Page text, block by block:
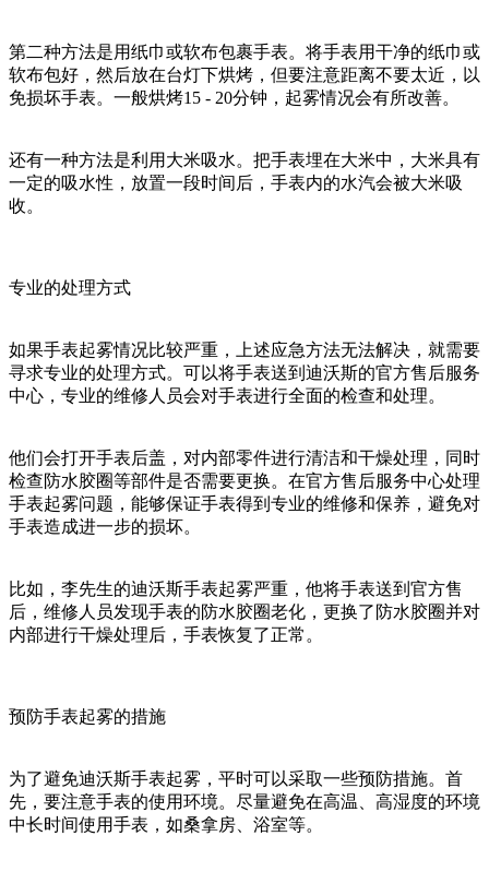
第二种方法是用纸巾或软布包裹手表。将手表用干净的纸巾或
软布包好，然后放在台灯下烘烤，但要注意距离不要太近，以
免损坏手表。一般烘烤15 - 20分钟，起雾情况会有所改善。
还有一种方法是利用大米吸水。把手表埋在大米中，大米具有
一定的吸水性，放置一段时间后，手表内的水汽会被大米吸
收。
专业的处理方式
如果手表起雾情况比较严重，上述应急方法无法解决，就需要
寻求专业的处理方式。可以将手表送到迪沃斯的官方售后服务
中心，专业的维修人员会对手表进行全面的检查和处理。
他们会打开手表后盖，对内部零件进行清洁和干燥处理，同时
检查防水胶圈等部件是否需要更换。在官方售后服务中心处理
手表起雾问题，能够保证手表得到专业的维修和保养，避免对
手表造成进一步的损坏。
比如，李先生的迪沃斯手表起雾严重，他将手表送到官方售
后，维修人员发现手表的防水胶圈老化，更换了防水胶圈并对
内部进行干燥处理后，手表恢复了正常。
预防手表起雾的措施
为了避免迪沃斯手表起雾，平时可以采取一些预防措施。首
先，要注意手表的使用环境。尽量避免在高温、高湿度的环境
中长时间使用手表，如桑拿房、浴室等。